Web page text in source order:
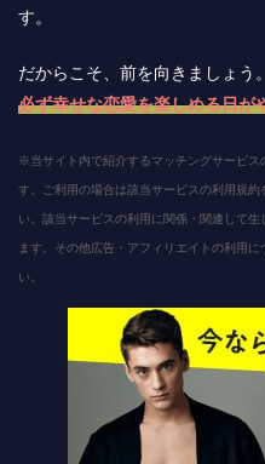
す。
だからこそ、前を向きましょう。
必ず幸せな恋愛を楽しめる日が
※当サイト内で紹介するマッチングサービス
す。ご利用の場合は該当サービスの利用規
い。該当サービスの利用に関係・関連して
ます。その他広告・アフィリエイトの利用
い。